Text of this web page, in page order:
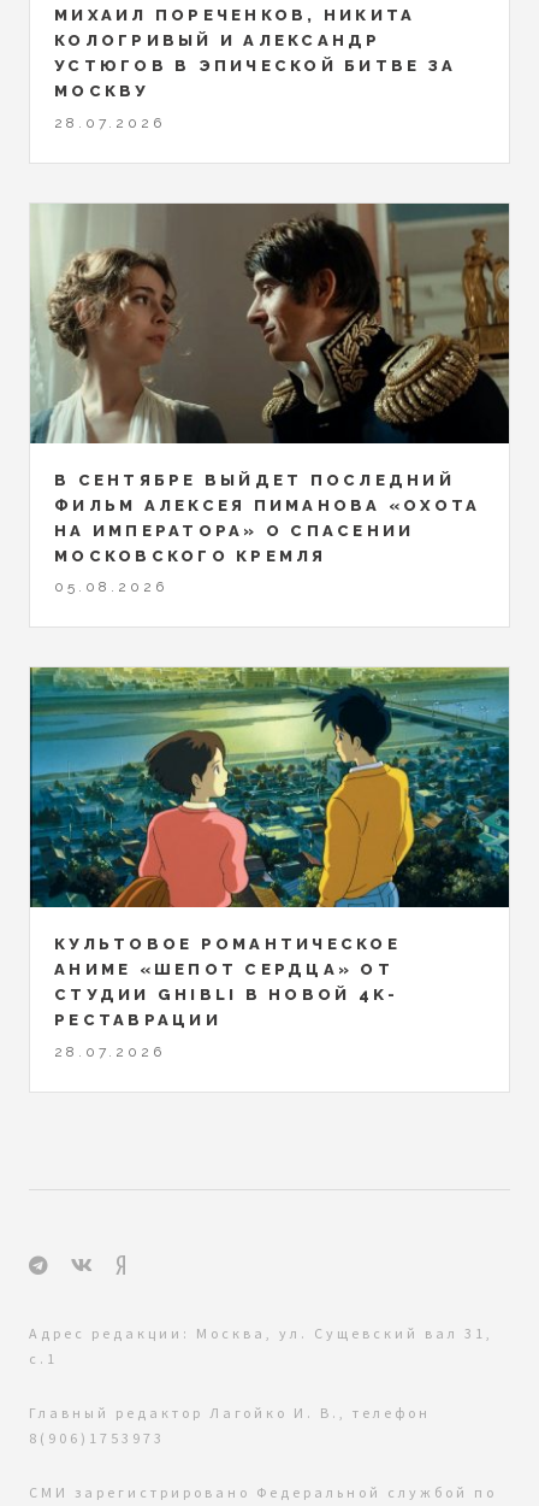
МИХАИЛ ПОРЕЧЕНКОВ, НИКИТА
КОЛОГРИВЫЙ И АЛЕКСАНДР
УСТЮГОВ В ЭПИЧЕСКОЙ БИТВЕ ЗА
МОСКВУ
28.07.2026
В СЕНТЯБРЕ ВЫЙДЕТ ПОСЛЕДНИЙ
ФИЛЬМ АЛЕКСЕЯ ПИМАНОВА «ОХОТА
НА ИМПЕРАТОРА» О СПАСЕНИИ
МОСКОВСКОГО КРЕМЛЯ
05.08.2026
КУЛЬТОВОЕ РОМАНТИЧЕСКОЕ
АНИМЕ «ШЕПОТ СЕРДЦА» ОТ
СТУДИИ GHIBLI В НОВОЙ 4K-
РЕСТАВРАЦИИ
28.07.2026
Адрес редакции: Москва, ул. Сущевский вал 31,
с.1
Главный редактор Лагойко И. В., телефон
8(906)1753973
СМИ зарегистрировано Федеральной службой по